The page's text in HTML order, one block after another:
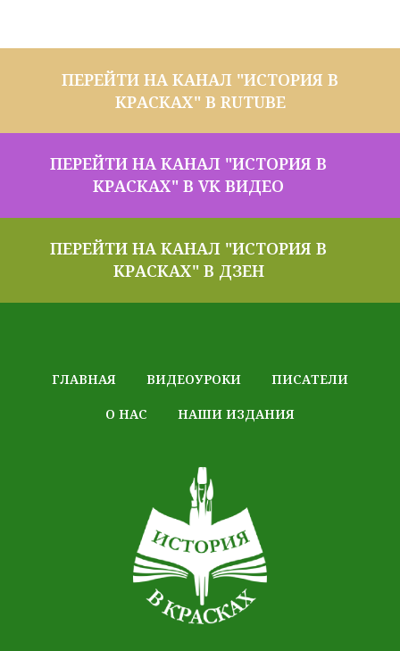
ПЕРЕЙТИ НА КАНАЛ "ИСТОРИЯ В
КРАСКАХ" В RUTUBE
ПЕРЕЙТИ НА КАНАЛ "ИСТОРИЯ В
КРАСКАХ" В VK ВИДЕО
ПЕРЕЙТИ НА КАНАЛ "ИСТОРИЯ В
КРАСКАХ" В ДЗЕН
ГЛАВНАЯ ВИДЕОУРОКИ ПИСАТЕЛИ
О НАС НАШИ ИЗДАНИЯ